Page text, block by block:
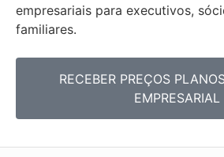
empresariais para executivos,
familiares.
RECEBER PREÇOS
EMPRESARIAL